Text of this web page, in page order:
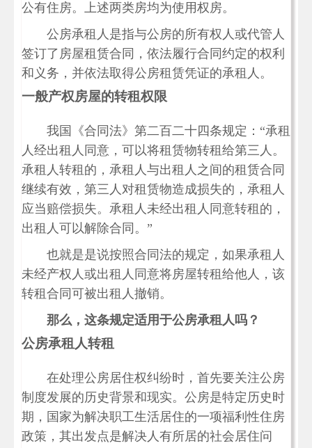
公有住房。上述两类房均为使用权房。
公房承租人是指与公房的所有权人或代管人
签订了房屋租赁合同，依法履行合同约定的权利
和义务，并依法取得公房租赁凭证的承租人。
一般产权房屋的转租权限
我国《合同法》第二百二十四条规定：“承租
人经出租人同意，可以将租赁物转租给第三人。
承租人转租的，承租人与出租人之间的租赁合同
继续有效，第三人对租赁物造成损失的，承租人
应当赔偿损失。承租人未经出租人同意转租的，
出租人可以解除合同。”
也就是是说按照合同法的规定，如果承租人
未经产权人或出租人同意将房屋转租给他人，该
转租合同可被出租人撤销。
那么，这条规定适用于公房承租人吗？
公房承租人转租
在处理公房居住权纠纷时，首先要关注公房
制度发展的历史背景和现实。公房是特定历史时
期，国家为解决职工生活居住的一项福利性住房
政策，其出发点是解决人有所居的社会居住问